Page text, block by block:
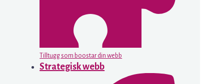
Tilltugg som boostar din webb
Strategisk webb